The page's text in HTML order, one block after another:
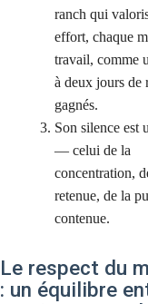
ranch qui
effort, chaque
travail, comme
à deux jours de
gagnés.
Son silence est
— celui de la
concentration,
retenue, de la
contenue.
Le respect du
: un équilibre